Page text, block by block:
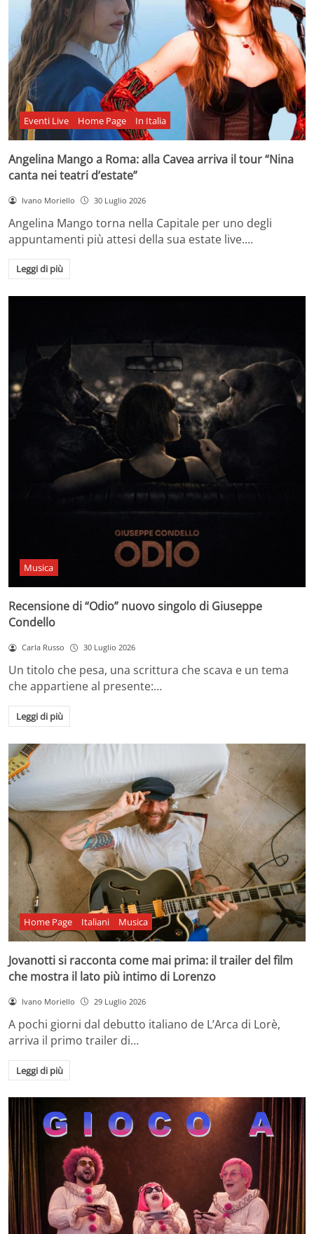
Eventi Live Home Page In Italia
Angelina Mango a Roma: alla Cavea arriva il tour “Nina
canta nei teatri d’estate”
Ivano Moriello 30 Luglio 2026
Angelina Mango torna nella Capitale per uno degli
appuntamenti più attesi della sua estate live.…
Leggi di più
Musica
Recensione di “Odio” nuovo singolo di Giuseppe
Condello
Carla Russo 30 Luglio 2026
Un titolo che pesa, una scrittura che scava e un tema
che appartiene al presente:…
Leggi di più
Home Page Italiani Musica
Jovanotti si racconta come mai prima: il trailer del film
che mostra il lato più intimo di Lorenzo
Ivano Moriello 29 Luglio 2026
A pochi giorni dal debutto italiano de L’Arca di Lorè,
arriva il primo trailer di…
Leggi di più